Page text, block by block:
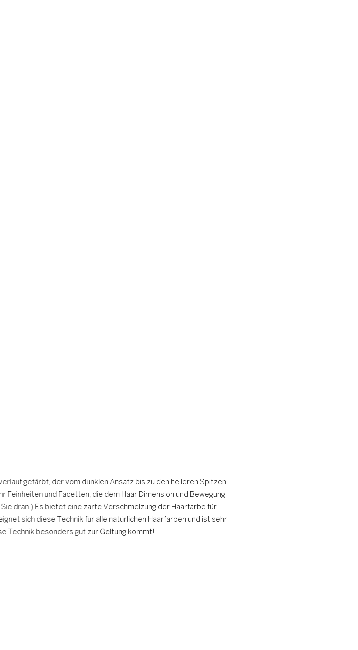
gefärbt, der vom dunklen Ansatz bis zu den helleren Spitzen
und Facetten, die dem Haar Dimension und Bewegung
dran.) Es bietet eine zarte Verschmelzung der Haarfarbe für
sich diese Technik für alle natürlichen Haarfarben und ist sehr
Technik besonders gut zur Geltung kommt!